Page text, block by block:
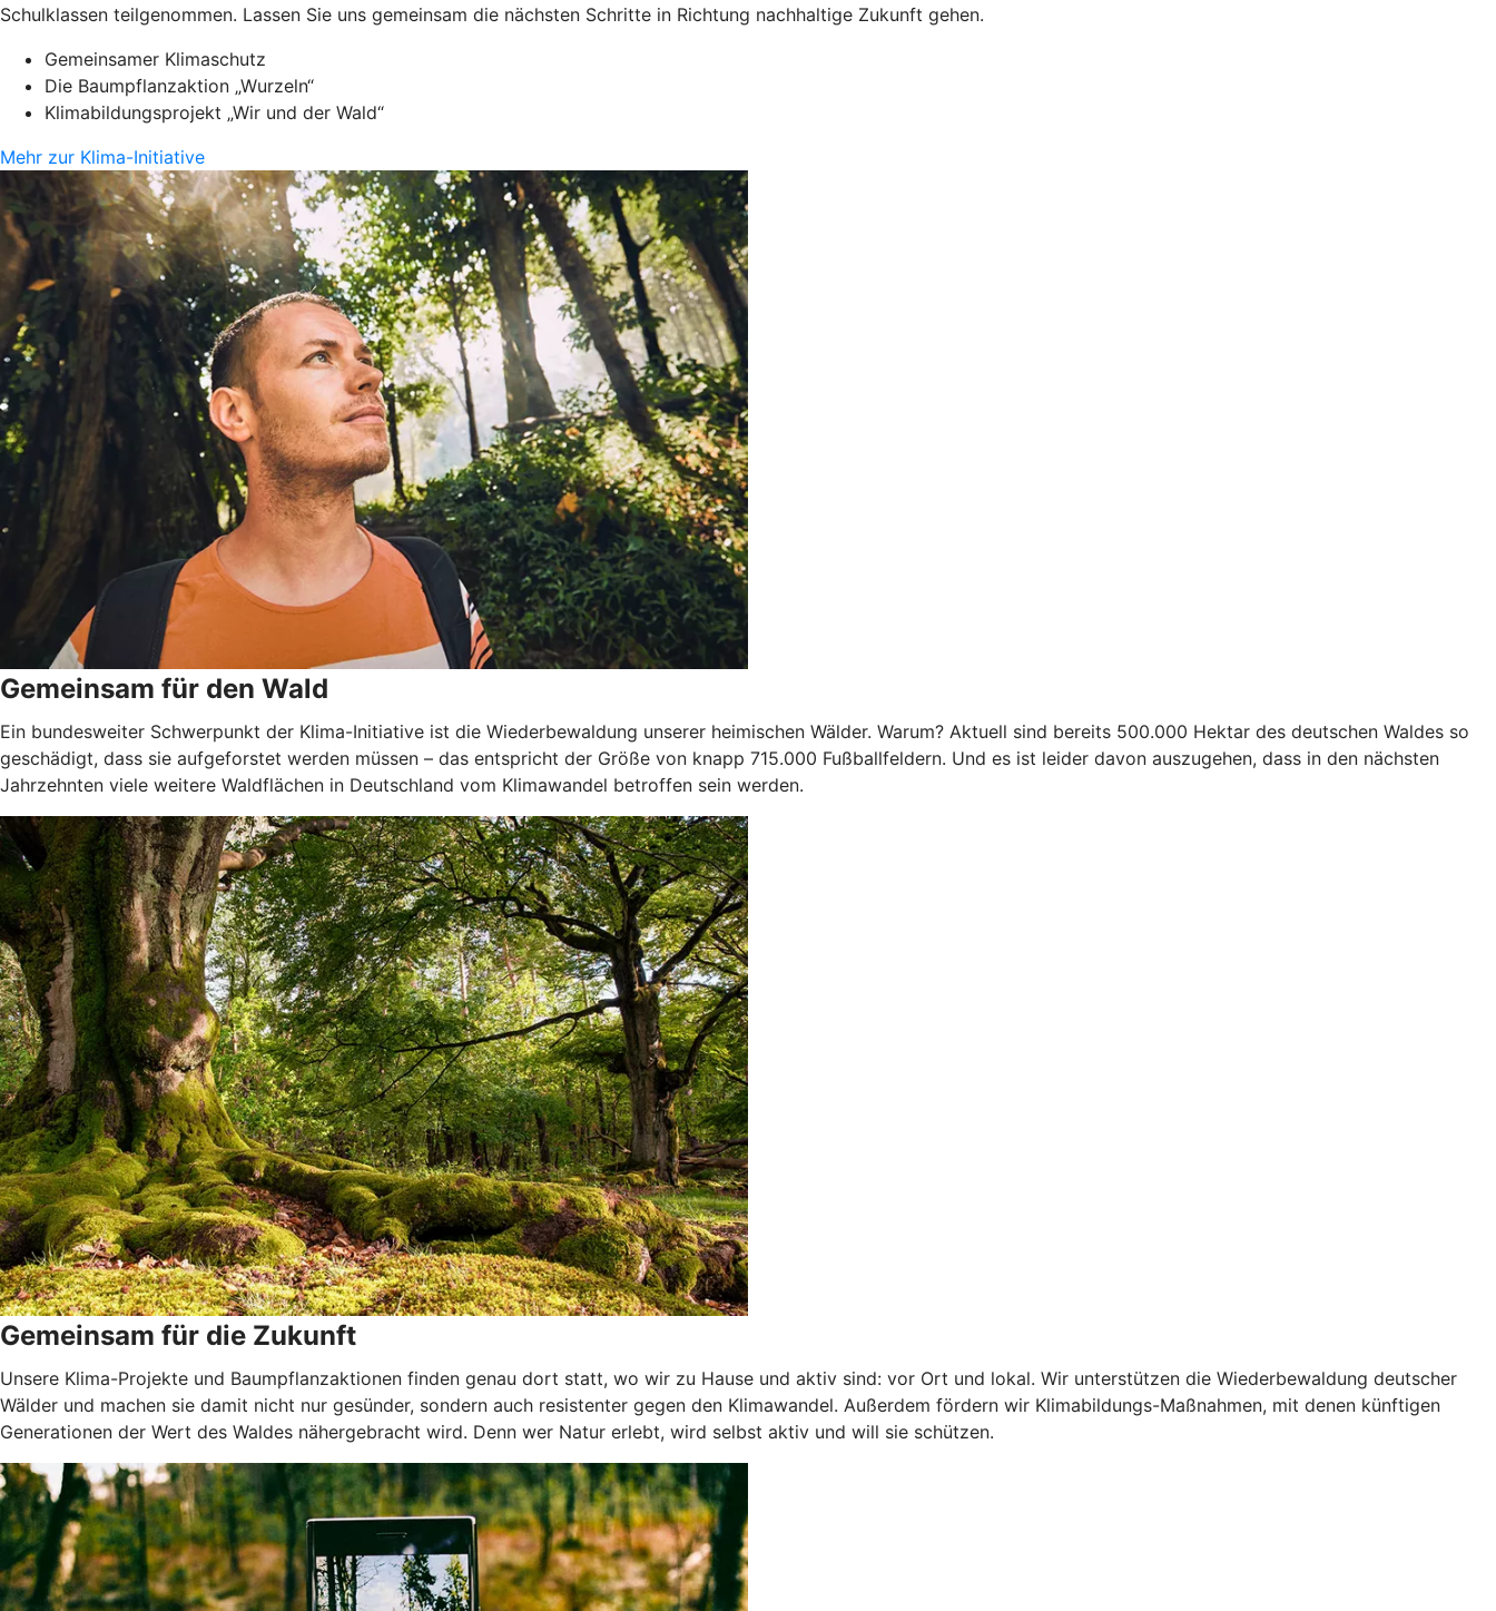
Schulklassen teilgenommen. Lassen Sie uns gemeinsam die nächsten Schritte in Richtung nachhaltige Zukunft gehen.
Gemeinsamer Klimaschutz
Die Baumpflanzaktion „Wurzeln“
Klimabildungsprojekt „Wir und der Wald“
Mehr zur Klima-Initiative
Gemeinsam für den Wald
Ein bundesweiter Schwerpunkt der Klima-Initiative ist die Wiederbewaldung unserer heimischen Wälder. Warum? Aktuell sind bereits 500.000 Hektar des deutschen Waldes so
geschädigt, dass sie aufgeforstet werden müssen – das entspricht der Größe von knapp 715.000 Fußballfeldern. Und es ist leider davon auszugehen, dass in den nächsten
Jahrzehnten viele weitere Waldflächen in Deutschland vom Klimawandel betroffen sein werden.
Gemeinsam für die Zukunft
Unsere Klima-Projekte und Baumpflanzaktionen finden genau dort statt, wo wir zu Hause und aktiv sind: vor Ort und lokal. Wir unterstützen die Wiederbewaldung deutscher
Wälder und machen sie damit nicht nur gesünder, sondern auch resistenter gegen den Klimawandel. Außerdem fördern wir Klimabildungs-Maßnahmen, mit denen künftigen
Generationen der Wert des Waldes nähergebracht wird. Denn wer Natur erlebt, wird selbst aktiv und will sie schützen.